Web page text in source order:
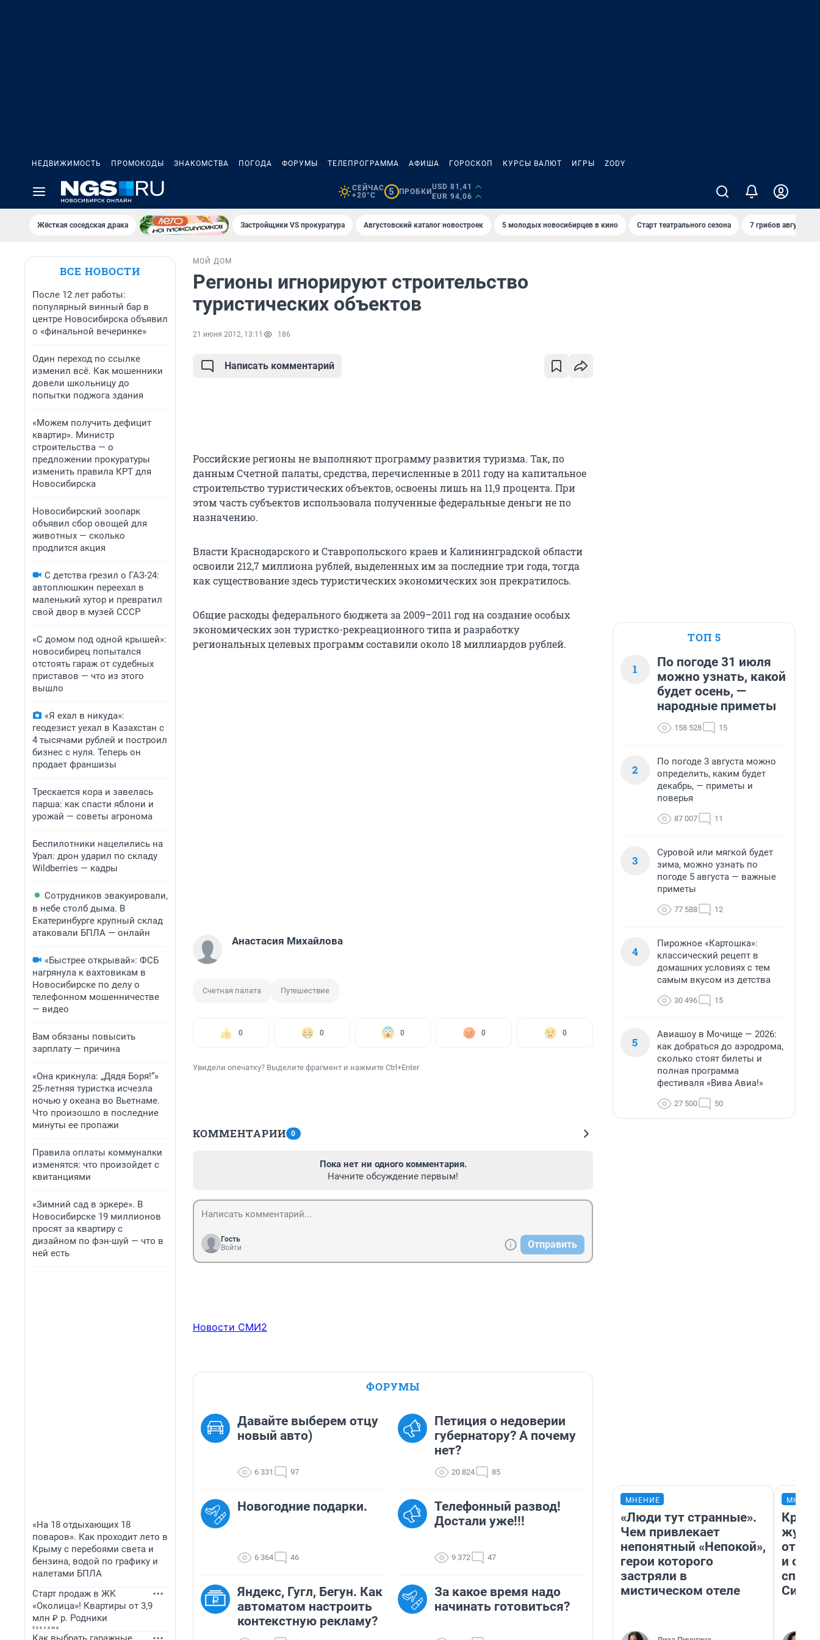
НЕДВИЖИМОСТЬ ПРОМОКОДЫ ЗНАКОМСТВА ПОГОДА ФОРУМЫ ТЕЛЕПРОГРАММА АФИША ГОРОСКОП КУРСЫ ВАЛЮТ ИГРЫ ZODY
СЕЙЧАС
+20°C
5 ПРОБКИ
USD 81,41
EUR 94,06
Жёсткая соседская драка Застройщики VS прокуратура Августовский каталог новостроек 5 молодых новосибирцев в кино Старт театрального сезона 7 грибов августа
ВСЕ НОВОСТИ
После 12 лет работы:
популярный винный бар в
центре Новосибирска объявил
о «финальной вечеринке»
Один переход по ссылке
изменил всё. Как мошенники
довели школьницу до
попытки поджога здания
«Можем получить дефицит
квартир». Министр
строительства — о
предложении прокуратуры
изменить правила КРТ для
Новосибирска
Новосибирский зоопарк
объявил сбор овощей для
животных — сколько
продлится акция
С детства грезил о ГАЗ-24:
автоплюшкин переехал в
маленький хутор и превратил
свой двор в музей СССР
«С домом под одной крышей»:
новосибирец попытался
отстоять гараж от судебных
приставов — что из этого
вышло
«Я ехал в никуда»:
геодезист уехал в Казахстан с
4 тысячами рублей и построил
бизнес с нуля. Теперь он
продает франшизы
Трескается кора и завелась
парша: как спасти яблони и
урожай — советы агронома
Беспилотники нацелились на
Урал: дрон ударил по складу
Wildberries — кадры
Сотрудников эвакуировали,
в небе столб дыма. В
Екатеринбурге крупный склад
атаковали БПЛА — онлайн
«Быстрее открывай»: ФСБ
нагрянула к вахтовикам в
Новосибирске по делу о
телефонном мошенничестве
— видео
Вам обязаны повысить
зарплату — причина
«Она крикнула: „Дядя Боря!“»
25-летняя туристка исчезла
ночью у океана во Вьетнаме.
Что произошло в последние
минуты ее пропажи
Правила оплаты коммуналки
изменятся: что произойдет с
квитанциями
«Зимний сад в эркере». В
Новосибирске 19 миллионов
просят за квартиру с
дизайном по фэн-шуй — что в
ней есть
«На 18 отдыхающих 18
поваров». Как проходит лето в
Крыму с перебоями света и
бензина, водой по графику и
налетами БПЛА
Старт продаж в ЖК
«Околица»! Квартиры от 3,9
млн ₽ р. Родники
МОЙ ДОМ
Регионы игнорируют строительство
туристических объектов
21 июня 2012, 13:11 186
Написать комментарий
Российские регионы не выполняют программу развития туризма. Так, по
данным Счетной палаты, средства, перечисленные в 2011 году на капитальное
строительство туристических объектов, освоены лишь на 11,9 процента. При
этом часть субъектов использовала полученные федеральные деньги не по
назначению.
Власти Краснодарского и Ставропольского краев и Калининградской области
освоили 212,7 миллиона рублей, выделенных им за последние три года, тогда
как существование здесь туристических экономических зон прекратилось.
Общие расходы федерального бюджета за 2009–2011 год на создание особых
экономических зон туристко-рекреационного типа и разработку
региональных целевых программ составили около 18 миллиардов рублей.
Анастасия Михайлова
Счетная палата Путешествие
0 0 0 0 0
Увидели опечатку? Выделите фрагмент и нажмите Ctrl+Enter
КОММЕНТАРИИ 0
Пока нет ни одного комментария.
Начните обсуждение первым!
Гость
Войти
Отправить
Новости СМИ2
ФОРУМЫ
Давайте выберем отцу
новый авто)
6 331 97
Петиция о недоверии
губернатору? А почему
нет?
20 824 85
Новогодние подарки.
6 364 46
Телефонный развод!
Достали уже!!!
9 372 47
Яндекс, Гугл, Бегун. Как
автоматом настроить
контекстную рекламу?
За какое время надо
начинать готовиться?
ТОП 5
1
По погоде 31 июля
можно узнать, какой
будет осень, —
народные приметы
158 528 15
2
По погоде 3 августа можно
определить, каким будет
декабрь, — приметы и
поверья
87 007 11
3
Суровой или мягкой будет
зима, можно узнать по
погоде 5 августа — важные
приметы
77 588 12
4
Пирожное «Картошка»:
классический рецепт в
домашних условиях с тем
самым вкусом из детства
30 496 15
5
Авиашоу в Мочище — 2026:
как добраться до аэродрома,
сколько стоят билеты и
полная программа
фестиваля «Вива Авиа!»
27 500 50
МНЕНИЕ
«Люди тут странные».
Чем привлекает
непонятный «Непокой»,
герои которого
застряли в
мистическом отеле
и